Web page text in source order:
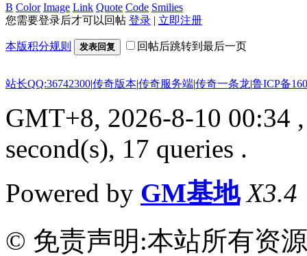
B Color Image Link Quote Code Smilies
您需要登录后才可以回帖 登录 | 立即注册
本版积分规则 发表回复 回帖后跳转到最后一页
站长QQ:36742300|传奇版本|传奇服务端|传奇一条龙|鲁ICP备
GMT+8, 2026-8-10 00:34
second(s), 17 queries .
Powered by GM基地 X3.4
© 免责声明:本站所有资